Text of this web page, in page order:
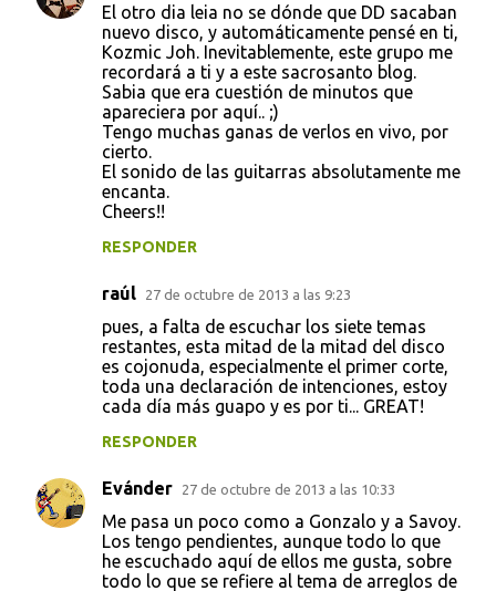
El otro dia leia no se dónde que DD sacaban
nuevo disco, y automáticamente pensé en ti,
Kozmic Joh. Inevitablemente, este grupo me
recordará a ti y a este sacrosanto blog.
Sabia que era cuestión de minutos que
apareciera por aquí.. ;)
Tengo muchas ganas de verlos en vivo, por
cierto.
El sonido de las guitarras absolutamente me
encanta.
Cheers!!
RESPONDER
raúl 27 de octubre de 2013 a las 9:23
pues, a falta de escuchar los siete temas
restantes, esta mitad de la mitad del disco
es cojonuda, especialmente el primer corte,
toda una declaración de intenciones, estoy
cada día más guapo y es por ti... GREAT!
RESPONDER
Evánder 27 de octubre de 2013 a las 10:33
Me pasa un poco como a Gonzalo y a Savoy.
Los tengo pendientes, aunque todo lo que
he escuchado aquí de ellos me gusta, sobre
todo lo que se refiere al tema de arreglos de